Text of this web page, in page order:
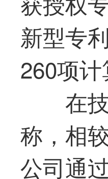
新型专
260项
在
称，相
公司通